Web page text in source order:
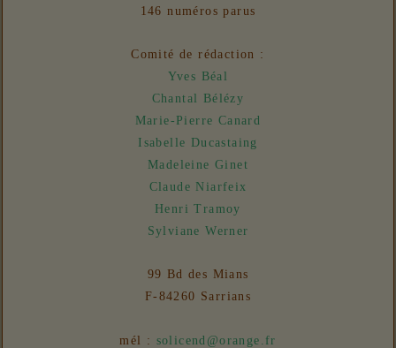
- Un euro ne fait pas le printemps
146 numéros parus
Comité de rédaction :
Yves Béal
Chantal Bélézy
Marie-Pierre Canard
Isabelle Ducastaing
Madeleine Ginet
Claude Niarfeix
Henri Tramoy
Sylviane Werner
99 Bd des Mians
F-84260 Sarrians
mél : solicend@orange.fr